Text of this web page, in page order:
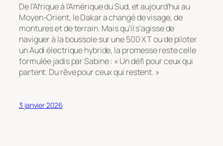
De l’Afrique à l’Amérique du Sud, et aujourd’hui au
Moyen-Orient, le Dakar a changé de visage, de
montures et de terrain. Mais qu’il s’agisse de
naviguer à la boussole sur une 500 XT ou de piloter
un Audi électrique hybride, la promesse reste celle
formulée jadis par Sabine : « Un défi pour ceux qui
partent. Du rêve pour ceux qui restent. »
3 janvier 2026